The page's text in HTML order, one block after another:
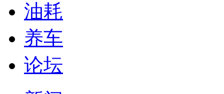
油耗
养车
论坛